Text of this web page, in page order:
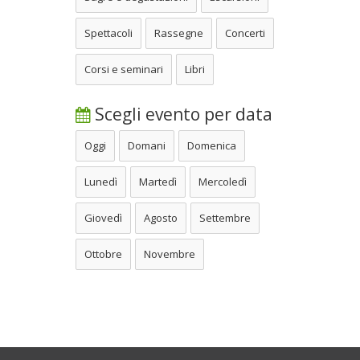
Spettacoli Rassegne Concerti
Corsi e seminari Libri
Scegli evento per data
Oggi Domani Domenica
Lunedì Martedì Mercoledì
Giovedì Agosto Settembre
Ottobre Novembre